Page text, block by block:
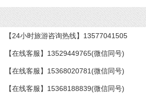
【24小时旅游咨询热线】13577041505
【在线客服】13529449765(微信同号)
【在线客服】15368020781(微信同号)
【在线客服】15368188839(微信同号)